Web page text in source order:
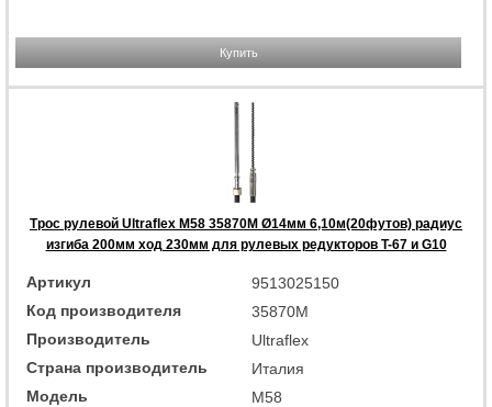
Купить
Трос рулевой Ultraflex M58 35870M Ø14мм 6,10м(20футов) радиус
изгиба 200мм ход 230мм для рулевых редукторов T-67 и G10
Артикул
9513025150
Код производителя
35870M
Производитель
Ultraflex
Страна производитель
Италия
Модель
M58